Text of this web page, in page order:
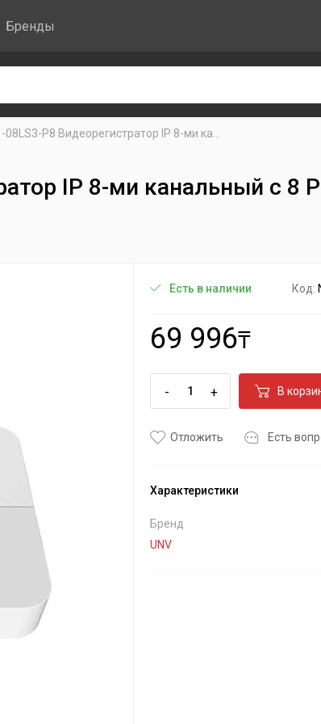
Бренды
08LS3-P8 Видеорегистратор IP 8-ми ка...
IP 8-ми канальный с 8
Есть в наличии Код:
69 996₸
- + В
Отложить Есть
Характеристики
Бренд
UNV